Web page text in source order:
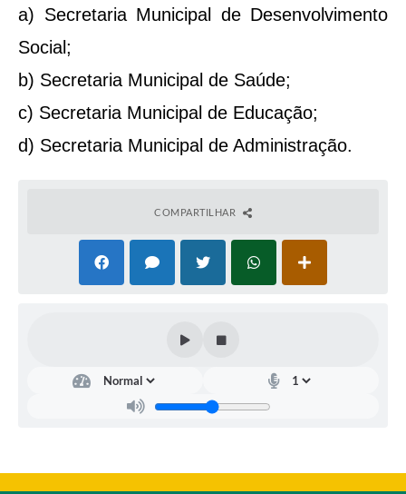
a) Secretaria Municipal de Desenvolvimento
Social;
b) Secretaria Municipal de Saúde;
c) Secretaria Municipal de Educação;
d) Secretaria Municipal de Administração.
COMPARTILHAR